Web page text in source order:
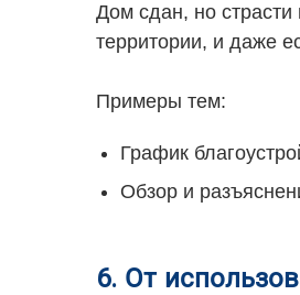
Дом сдан, но страсти
территории, и даже
Примеры тем:
График
Обзор и
6. От